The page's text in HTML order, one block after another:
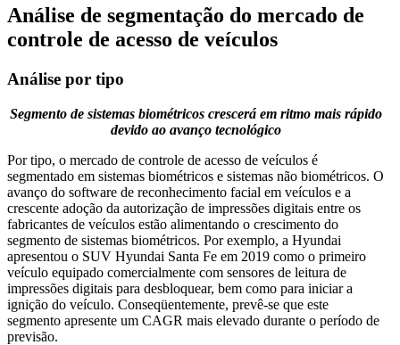
Análise de segmentação do mercado de
controle de acesso de veículos
Análise por tipo
Segmento de sistemas biométricos crescerá em ritmo mais rápido
devido ao avanço tecnológico
Por tipo, o mercado de controle de acesso de veículos é
segmentado em sistemas biométricos e sistemas não biométricos. O
avanço do software de reconhecimento facial em veículos e a
crescente adoção da autorização de impressões digitais entre os
fabricantes de veículos estão alimentando o crescimento do
segmento de sistemas biométricos. Por exemplo, a Hyundai
apresentou o SUV Hyundai Santa Fe em 2019 como o primeiro
veículo equipado comercialmente com sensores de leitura de
impressões digitais para desbloquear, bem como para iniciar a
ignição do veículo. Conseqüentemente, prevê-se que este
segmento apresente um CAGR mais elevado durante o período de
previsão.